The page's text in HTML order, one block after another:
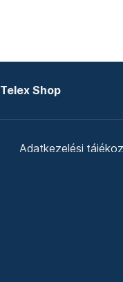
Telex Shop
Adatkezelési